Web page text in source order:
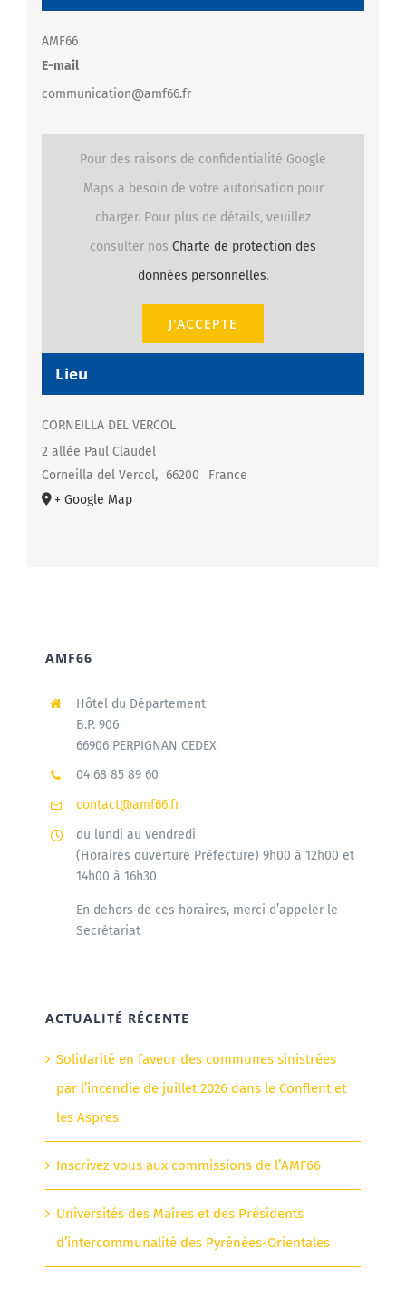
AMF66
E-mail
communication@amf66.fr
Lieu
CORNEILLA DEL VERCOL
2 allée Paul Claudel
Corneilla del Vercol, 66200
France
+ Google Map
Pour des raisons de confidentialité Google
Maps a besoin de votre autorisation pour
charger. Pour plus de détails, veuillez
consulter nos Charte de protection des
données personnelles.
J'ACCEPTE
AMF66
Hôtel du Département
B.P. 906
66906 PERPIGNAN CEDEX
04 68 85 89 60
contact@amf66.fr
du lundi au vendredi
(Horaires ouverture Préfecture) 9h00 à 12h00 et
14h00 à 16h30
En dehors de ces horaires, merci d’appeler le
Secrétariat
ACTUALITÉ RÉCENTE
Solidarité en faveur des communes sinistrées
par l’incendie de juillet 2026 dans le Conflent et
les Aspres
Inscrivez vous aux commissions de l’AMF66
Universités des Maires et des Présidents
d’intercommunalité des Pyrénées-Orientales